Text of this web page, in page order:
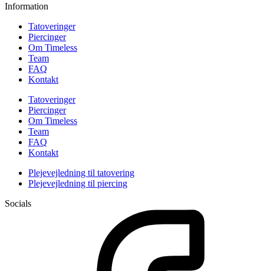
Information
Tatoveringer
Piercinger
Om Timeless
Team
FAQ
Kontakt
Tatoveringer
Piercinger
Om Timeless
Team
FAQ
Kontakt
Plejevejledning til tatovering
Plejevejledning til piercing
Socials